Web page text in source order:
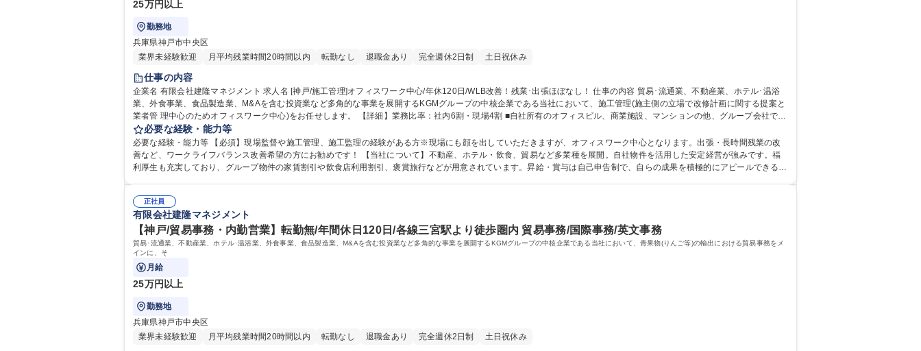
25万円以上
勤務地
兵庫県神戸市中央区
業界未経験歓迎
月平均残業時間20時間以内 転勤なし 退職金あり 完全週休2日制 土日祝休み
仕事の内容
企業名 有限会社建隆マネジメント 求人名 [神戸/施工管理]オフィスワーク中心/年休120日/WLB改善！残業･出張ほぼなし！ 仕事の内容 貿易･流通業、不動産業、ホテル･温浴
業、外食事業、食品製造業、M&Aを含む投資業など多角的な事業を展開するKGMグループの中核企業である当社において、施工管理(施主側の立場で改修計画に関する提案と
業者管 理中心のためオフィスワーク中心)をお任せします。 【詳細】業務比率：社内6割・現場4割 ■自社所有のオフィスビル、商業施設、マンションの他、グループ会社で運
営するホテルや、店舗に対しての改修計画に関する提案と業者管理 ■工事費用の概算業務や、施工業者から取得した見積の査定業務、施工業者との交渉窓口 ■管理会社として
のテナント様からのクレーム対応 募集職種 [神戸/施工管理]オフィスワーク中心/年休120日/WLB改善！残業･出張ほぼなし！
必要な経験・能力等
必要な経験・能力等 【必須】現場監督や施工管理、施工監理の経験がある方※現場にも顔を出していただきますが、オフィスワーク中心となります。出張・長時間残業の改
善など、ワークライフバランス改善希望の方にお勧めです！ 【当社について】不動産、ホテル・飲食、貿易など多業種を展開。自社物件を活用した安定経営が強みです。福
利厚生も充実しており、グループ物件の家賃割引や飲食店利用割引、褒賞旅行などが用意されています。昇給・賞与は自己申告制で、自らの成果を積極的にアピールできる制
正社員
有限会社建隆マネジメント
【神戸/貿易事務・内勤営業】転勤無/年間休日120日/各線三宮駅より徒歩圏内 貿易事務/国際事務/英文事務
貿易･流通業、不動産業、ホテル･温浴業、外食事業、食品製造業、M&Aを含む投資業など多角的な事業を展開するKGMグループの中核企業である当社において、青果物(りんご等)の輸出における貿易事務をメ
インに、そ
月給
25万円以上
勤務地
兵庫県神戸市中央区
業界未経験歓迎
月平均残業時間20時間以内 転勤なし 退職金あり 完全週休2日制 土日祝休み